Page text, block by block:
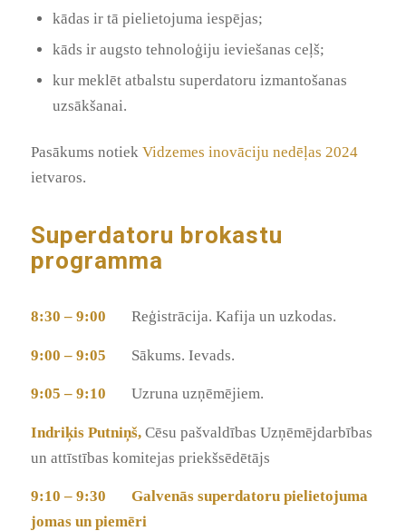
kādas ir tā pielietojuma iespējas;
kāds ir augsto tehnoloģiju ieviešanas ceļš;
kur meklēt atbalstu superdatoru izmantošanas
uzsākšanai.
Pasākums notiek Vidzemes inovāciju nedēļas 2024
ietvaros.
Superdatoru brokastu
programma
8:30 – 9:00 Reģistrācija. Kafija un uzkodas.
9:00 – 9:05 Sākums. Ievads.
9:05 – 9:10 Uzruna uzņēmējiem.
Indriķis Putniņš,Cēsu pašvaldības Uzņēmējdarbības
un attīstības komitejas priekšsēdētājs
9:10 – 9:30
Galvenās superdatoru pielietojuma
jomas un piemēri